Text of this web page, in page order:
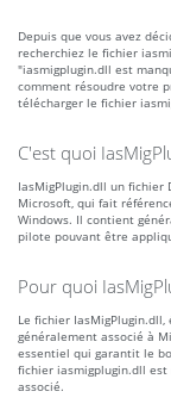
Depuis que vous avez
recherchiez le fichier
"iasmigplugin.dll est
comment résoudre votre
télécharger le fichier
C'est quoi
IasMigPlugin.dll un fichier
Microsoft, qui fait
Windows. Il contient
pilote pouvant être
Pour quoi
Le fichier IasMigPlugin.dll,
généralement associé à
essentiel qui garantit le
fichier iasmigplugin.dll
associé.